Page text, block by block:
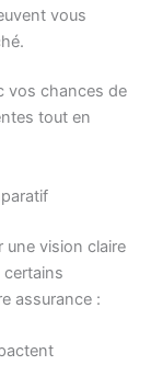
vous
vos chances de
tout en
une vision claire
assurance :